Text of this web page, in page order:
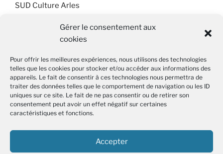
Gérer le consentement aux
cookies
Pour offrir les meilleures expériences, nous utilisons des technologies
telles que les cookies pour stocker et/ou accéder aux informations des
appareils. Le fait de consentir à ces technologies nous permettra de
traiter des données telles que le comportement de navigation ou les ID
uniques sur ce site. Le fait de ne pas consentir ou de retirer son
consentement peut avoir un effet négatif sur certaines
caractéristiques et fonctions.
Accepter
SUD Culture Arles
SUD Culture Art Architecture
SUD Culture Beaubourg
SUD Culture Bibliothèque nationale de France (BnF)
SUD Culture Métiers du livre
SUD Culture MICAM IDF